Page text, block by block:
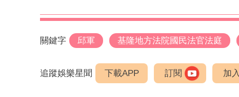
關鍵字 邱軍 基隆地方法院國民法官法庭
追蹤娛樂星聞 下載APP 訂閱 加入